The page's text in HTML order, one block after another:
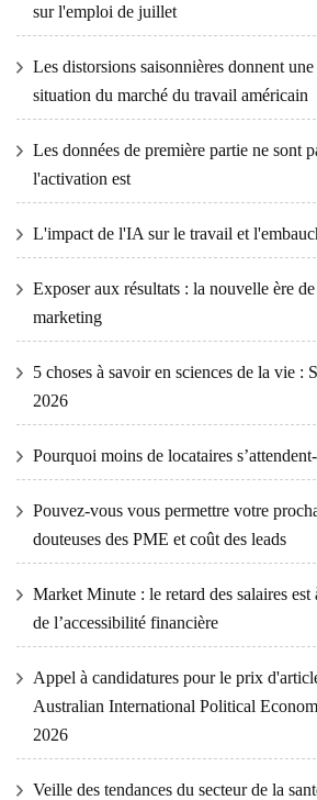
sur l'emploi de juillet
Les distorsions saisonnières donnent
situation du marché du travail américain
Les données de première partie ne sont
l'activation est
L'impact de l'IA sur le travail et
Exposer aux résultats : la nouvelle ère
marketing
5 choses à savoir en sciences de la vie :
2026
Pourquoi moins de locataires
Pouvez-vous vous permettre votre
douteuses des PME et coût des leads
Market Minute : le retard des salaires est
de l’accessibilité financière
Appel à candidatures pour le prix
Australian International Political
2026
Veille des tendances du secteur de la